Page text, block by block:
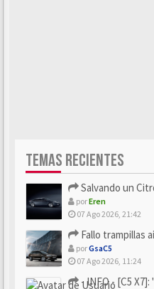
TEMAS RECIENTES
Salvando un Citroën
porEren
07 Ago 2026, 21:42
Fallo trampillas
porGsaC5
07 Ago 2026, 11:24
- INFO - [C5 X7]: